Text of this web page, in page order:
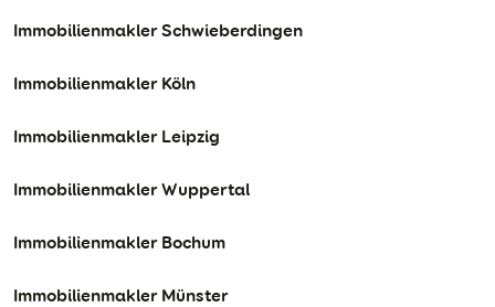
Immobilienmakler Schwieberdingen
Immobilienmakler Köln
Immobilienmakler Leipzig
Immobilienmakler Wuppertal
Immobilienmakler Bochum
Immobilienmakler Münster